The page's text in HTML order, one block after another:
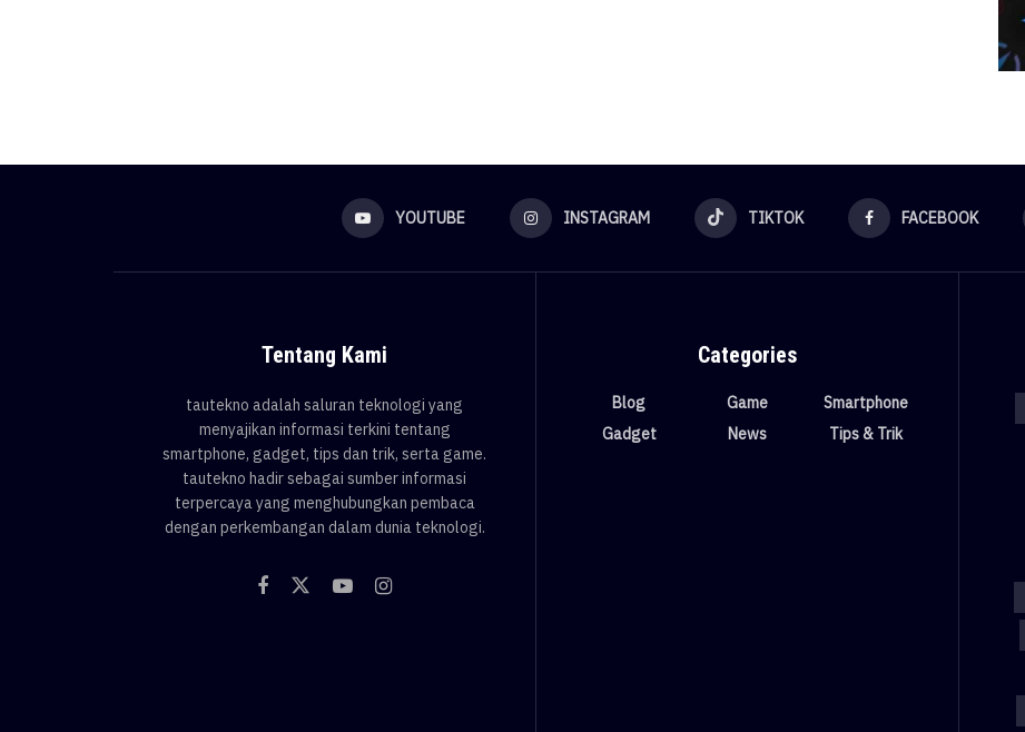
YOUTUBE INSTAGRAM TIKTOK FACEBOOK
Tentang Kami
tautekno adalah saluran teknologi yang
menyajikan informasi terkini tentang
smartphone, gadget, tips dan trik, serta game.
tautekno hadir sebagai sumber informasi
terpercaya yang menghubungkan pembaca
dengan perkembangan dalam dunia teknologi.
Categories
Blog
Gadget
Game
News
Smartphone
Tips & Trik